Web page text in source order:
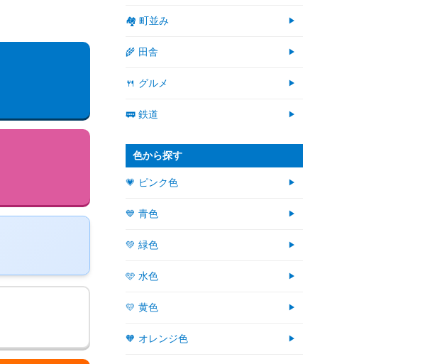
🏘 町並み
🌾 田舎
🍴 グルメ
🚃 鉄道
色から探す
💗 ピンク色
💙 青色
💚 緑色
🩵 水色
💛 黄色
🧡 オレンジ色